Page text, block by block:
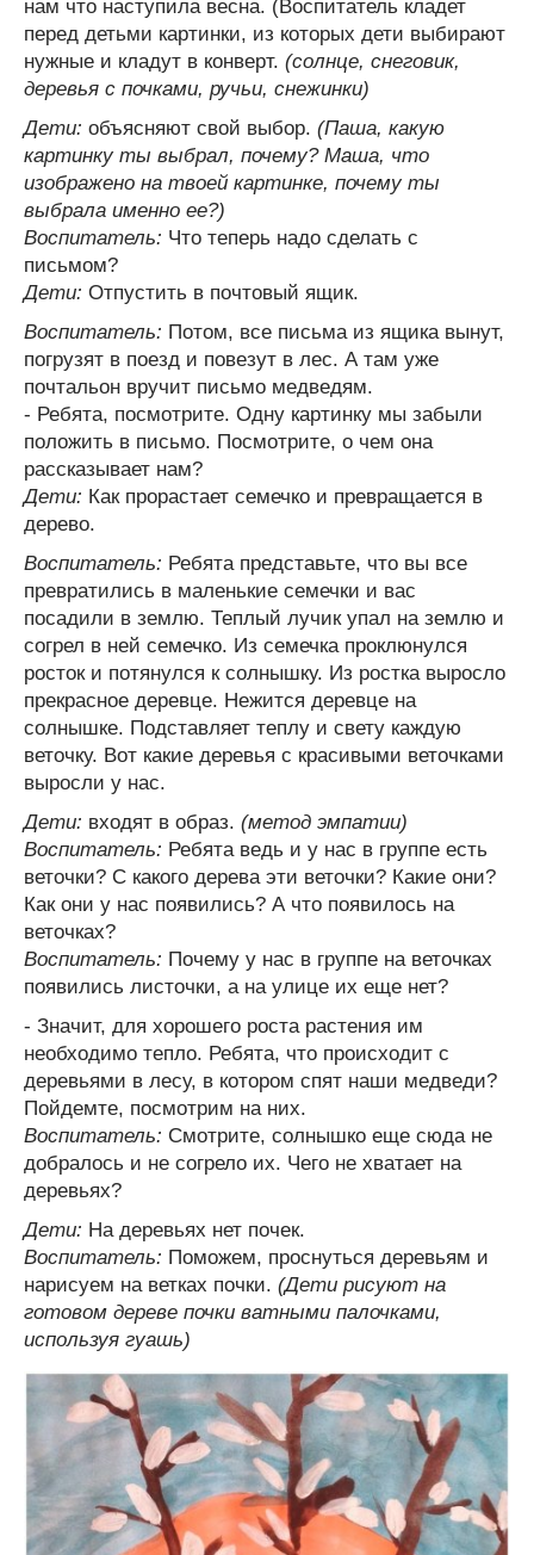
нам что наступила весна. (Воспитатель кладет
перед детьми картинки, из которых дети выбирают
нужные и кладут в конверт. (солнце, снеговик,
деревья с почками, ручьи, снежинки)
Дети: объясняют свой выбор. (Паша, какую
картинку ты выбрал, почему? Маша, что
изображено на твоей картинке, почему ты
выбрала именно ее?)
Воспитатель: Что теперь надо сделать с
письмом?
Дети: Отпустить в почтовый ящик.
Воспитатель: Потом, все письма из ящика вынут,
погрузят в поезд и повезут в лес. А там уже
почтальон вручит письмо медведям.
- Ребята, посмотрите. Одну картинку мы забыли
положить в письмо. Посмотрите, о чем она
рассказывает нам?
Дети: Как прорастает семечко и превращается в
дерево.
Воспитатель: Ребята представьте, что вы все
превратились в маленькие семечки и вас
посадили в землю. Теплый лучик упал на землю и
согрел в ней семечко. Из семечка проклюнулся
росток и потянулся к солнышку. Из ростка выросло
прекрасное деревце. Нежится деревце на
солнышке. Подставляет теплу и свету каждую
веточку. Вот какие деревья с красивыми веточками
выросли у нас.
Дети: входят в образ. (метод эмпатии)
Воспитатель: Ребята ведь и у нас в группе есть
веточки? С какого дерева эти веточки? Какие они?
Как они у нас появились? А что появилось на
веточках?
Воспитатель: Почему у нас в группе на веточках
появились листочки, а на улице их еще нет?
- Значит, для хорошего роста растения им
необходимо тепло. Ребята, что происходит с
деревьями в лесу, в котором спят наши медведи?
Пойдемте, посмотрим на них.
Воспитатель: Смотрите, солнышко еще сюда не
добралось и не согрело их. Чего не хватает на
деревьях?
Дети: На деревьях нет почек.
Воспитатель: Поможем, проснуться деревьям и
нарисуем на ветках почки. (Дети рисуют на
готовом дереве почки ватными палочками,
используя гуашь)